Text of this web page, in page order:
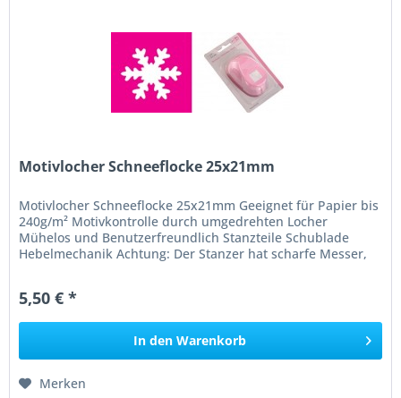
Motivlocher Schneeflocke 25x21mm
Motivlocher Schneeflocke 25x21mm Geeignet für Papier bis
240g/m² Motivkontrolle durch umgedrehten Locher
Mühelos und Benutzerfreundlich Stanzteile Schublade
Hebelmechanik Achtung: Der Stanzer hat scharfe Messer,
5,50 € *
In den Warenkorb
Merken